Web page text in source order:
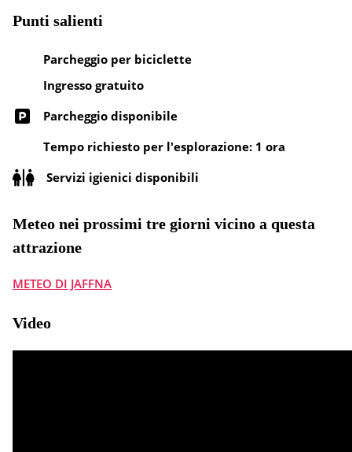
Punti salienti
Parcheggio per biciclette
Ingresso gratuito
Parcheggio disponibile
Tempo richiesto per l'esplorazione: 1 ora
Servizi igienici disponibili
Meteo nei prossimi tre giorni vicino a questa
attrazione
METEO DI JAFFNA
Video